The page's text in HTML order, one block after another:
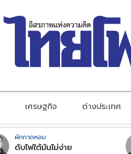
เศรษฐกิจ ต่างประเทศ
ผักกาดหอม
ดับไฟใต้มันไม่ง่าย